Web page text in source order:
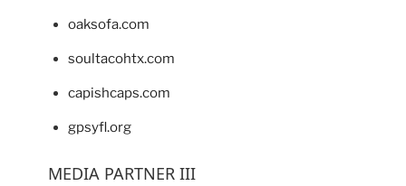
oaksofa.com
soultacohtx.com
capishcaps.com
gpsyfl.org
MEDIA PARTNER III